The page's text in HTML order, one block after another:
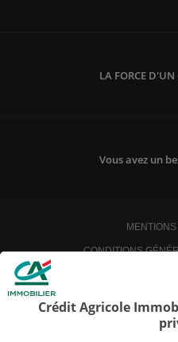
LA FORCE
Vous avez un
CONDITIONS
Crédit Agricole